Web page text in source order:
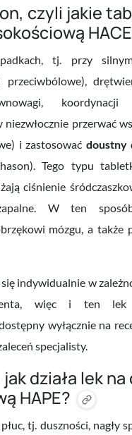
czyli jakie
tj. przy
niezwłocznie przerwać
i zastosować doustny
Tego typu
ciśnienie
W ten
mózgu, a także
indywidualnie w
więc i ten
wyłącznie na
specjalisty.
działa lek
HAPE?
tj. duszności, nagły